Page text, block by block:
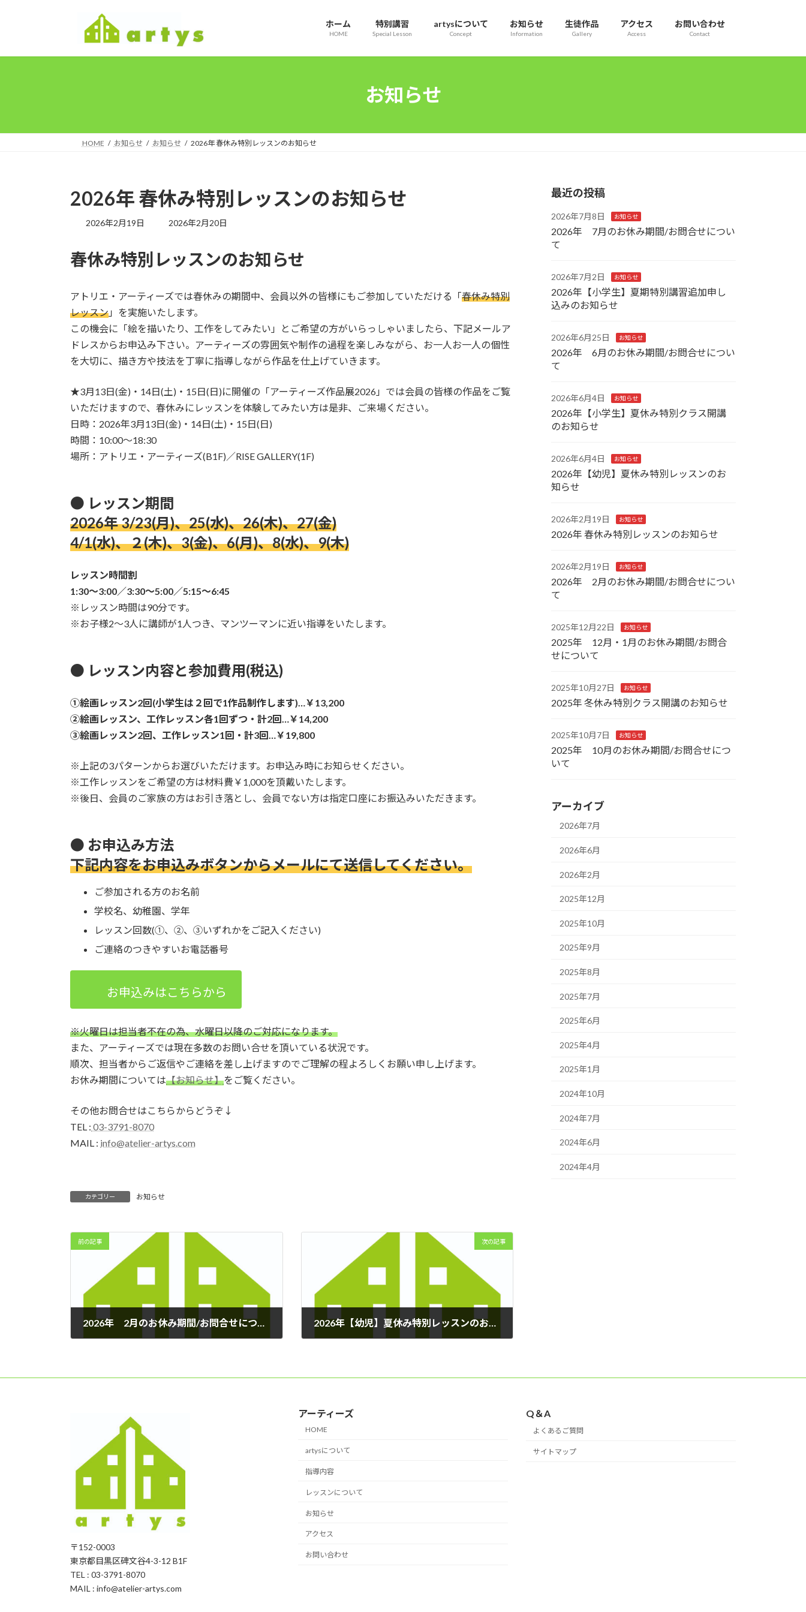
プ
動
ホーム
HOME
特別講習
Special Lesson
artysについて
Concept
お知らせ
Information
生徒作品
Gallery
アクセス
Access
お問い合わせ
Contact
お知らせ
HOME お知らせ お知らせ 2026年 春休み特別レッスンのお知らせ
2026年 春休み特別レッスンのお知らせ
2026年2月19日
最
新
日
:
2026年2月20日
春休み特別レッスンのお知らせ
アトリエ・アーティーズでは春休みの期間中、会員以外の皆様にもご参加していただける「春休み特別
レッスン 」を実施いたします。
この機会に「絵を描いたり、工作をしてみたい」とご希望の方がいらっしゃいましたら、 下記メールア
ドレスからお申込み下さい。アーティーズの雰囲気や制作の過程を楽しみながら、お一人お一人の個性
を大切に、描き方や技法を丁寧に指導しながら作品を仕上げていきます。
★3月13日(金)・14日(土)・15日(日)に開催の「アーティーズ作品展2026」では会員の皆様の作品をご覧
いただけますので、春休みにレッスンを体験してみたい方は是非、ご来場ください。
日時：2026年3月13日(金)・14日(土)・15日(日)
時間：10:00～18:30
場所：アトリエ・アーティーズ(B1F)／RISE GALLERY(1F)
● レッスン期間
2026年 3/23(月)、25(水)、26(木)、27(金)
4/1(水)、２(木)、3(金)、6(月)、8(水)、9(木)
レッスン時間割
1:30～3:00／3:30～5:00／5:15～6:45
※レッスン時間は90分です。
※お子様2～3人に講師が1人つき、マンツーマンに近い指導をいたします。
● レッスン内容と参加費用(税込)
①絵画レッスン2回(小学生は２回で1作品制作します)…￥13,200
②絵画レッスン、工作レッスン各1回ずつ・計2回…￥14,200
③絵画レッスン2回、工作レッスン1回・計3回…￥19,800
※上記の3パターンからお選びいただけます。お申込み時にお知らせください。
※工作レッスンをご希望の方は材料費￥1,000を頂戴いたします。
※後日、会員のご家族の方はお引き落とし、会員でない方は指定口座にお振込みいただきます。
● お申込み方法
下記内容をお申込みボタンからメールにて送信してください。
ご参加される方のお名前
学校名、幼稚園、学年
レッスン回数(①、②、③いずれかをご記入ください)
ご連絡のつきやすいお電話番号
お申込みはこちらから
※火曜日は担当者不在の為、水曜日以降のご対応になります。
また、アーティーズでは現在多数のお問い合せを頂いている状況です。
順次、担当者からご返信やご連絡を差し上げますのでご理解の程よろしくお願い申し上げます。
お休み期間については【お知らせ】をご覧ください。
その他お問合せはこちらからどうぞ↓
TEL : 03-3791-8070
MAIL : info@atelier-artys.com
カテゴリー お知らせ
前の記事 次の記事
2026年【幼児】夏休み特別レッスンのお知らせ
最近の投稿
2026年7月8日 お知らせ
2026年 7月のお休み期間/お問合せについ
て
2026年7月2日 お知らせ
2026年【小学生】夏期特別講習追加申し
込みのお知らせ
2026年6月25日 お知らせ
2026年 6月のお休み期間/お問合せについ
て
2026年6月4日 お知らせ
2026年【小学生】夏休み特別クラス開講
のお知らせ
2026年6月4日 お知らせ
2026年【幼児】夏休み特別レッスンのお
知らせ
2026年2月19日 お知らせ
2026年 春休み特別レッスンのお知らせ
2026年2月19日 お知らせ
2026年 2月のお休み期間/お問合せについ
て
2025年12月22日 お知らせ
2025年 12月・1月のお休み期間/お問合
せについて
2025年10月27日 お知らせ
2025年 冬休み特別クラス開講のお知らせ
2025年10月7日 お知らせ
2025年 10月のお休み期間/お問合せにつ
いて
アーカイブ
2026年7月
2026年6月
2026年2月
2025年12月
2025年10月
2025年9月
2025年8月
2025年7月
2025年6月
2025年4月
2025年1月
2024年10月
2024年7月
2024年6月
2024年4月
〒152-0003
東京都目黒区碑文谷4-3-12 B1F
TEL : 03-3791-8070
MAIL : info@atelier-artys.com
アーティーズ
HOME
artysについて
指導内容
レッスンについて
お知らせ
アクセス
お問い合わせ
Q＆A
よくあるご質問
サイトマップ